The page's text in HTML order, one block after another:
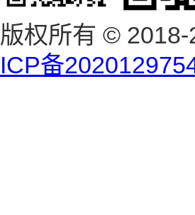
版权所有 ©
ICP备